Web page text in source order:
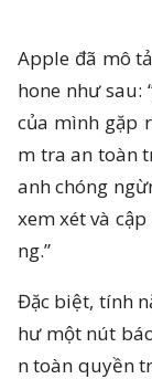
Apple đã mô
hone như sau:
của mình gặp
m tra an toàn
anh chóng
xem xét và
ng.”
Đặc biệt, tính
hư một nút
n toàn quyền